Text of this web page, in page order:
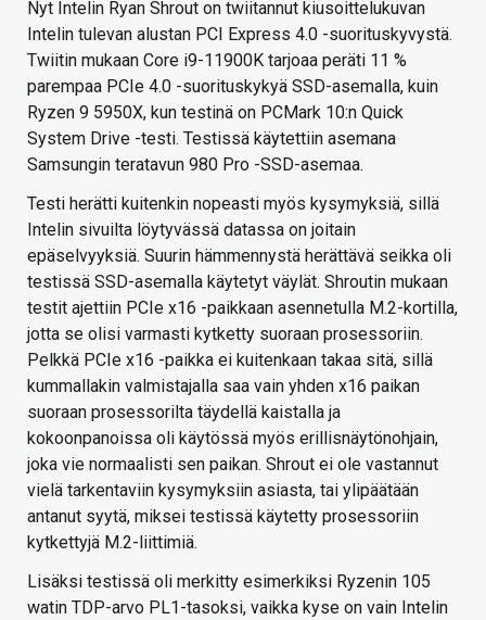
Nyt Intelin Ryan Shrout on twiitannut kiusoittelukuvan
Intelin tulevan alustan PCI Express 4.0 -suorituskyvystä.
Twiitin mukaan Core i9-11900K tarjoaa peräti 11 %
parempaa PCIe 4.0 -suorituskykyä SSD-asemalla, kuin
Ryzen 9 5950X, kun testinä on PCMark 10:n Quick
System Drive -testi. Testissä käytettiin asemana
Samsungin teratavun 980 Pro -SSD-asemaa.
Testi herätti kuitenkin nopeasti myös kysymyksiä, sillä
Intelin sivuilta löytyvässä datassa on joitain
epäselvyyksiä. Suurin hämmennystä herättävä seikka oli
testissä SSD-asemalla käytetyt väylät. Shroutin mukaan
testit ajettiin PCIe x16 -paikkaan asennetulla M.2-kortilla,
jotta se olisi varmasti kytketty suoraan prosessoriin.
Pelkkä PCIe x16 -paikka ei kuitenkaan takaa sitä, sillä
kummallakin valmistajalla saa vain yhden x16 paikan
suoraan prosessorilta täydellä kaistalla ja
kokoonpanoissa oli käytössä myös erillisnäytönohjain,
joka vie normaalisti sen paikan. Shrout ei ole vastannut
vielä tarkentaviin kysymyksiin asiasta, tai ylipäätään
antanut syytä, miksei testissä käytetty prosessoriin
kytkettyjä M.2-liittimiä.
Lisäksi testissä oli merkitty esimerkiksi Ryzenin 105
watin TDP-arvo PL1-tasoksi, vaikka kyse on vain Intelin